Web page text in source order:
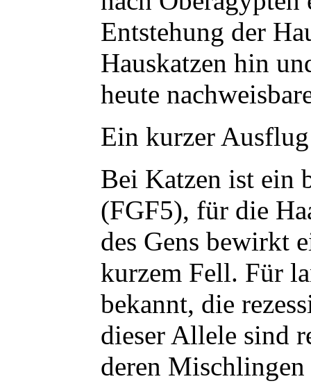
Entstehung der
Hauskatzen hin
heute
Ein kurzer
Bei Katzen ist ein
(FGF5), für die
des Gens bewirkt
kurzem Fell. Für
bekannt, die
dieser Allele sind
deren